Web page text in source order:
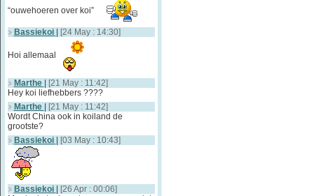
“ouwehoeren over koi”
Bassiekoi [24 May : 14:30]
Hoi allemaal
Marthe
[21 May : 11:42]
Hey koi liefhebbers ????
Marthe
[21 May : 11:42]
Wordt China ook in koiland de
grootste?
Bassiekoi
[03 May : 10:43]
Bassiekoi
[26 Apr : 00:06]